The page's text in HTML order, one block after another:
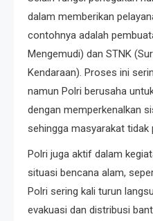
dalam memberikan
contohnya adalah
Mengemudi) dan STNK
Kendaraan). Proses ini
namun Polri berusaha
dengan memperkenalkan
sehingga masyarakat tidak
Polri juga aktif dalam
situasi bencana alam,
Polri sering kali turun
evakuasi dan distribusi